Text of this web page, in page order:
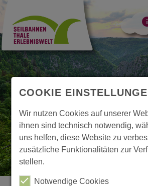
COOKIE
Wir nutzen Cookies auf unserer
ihnen sind technisch notwendig,
uns helfen, diese Website zu
zusätzliche Funktionalitäten zur
stellen.
Notwendige Cookies